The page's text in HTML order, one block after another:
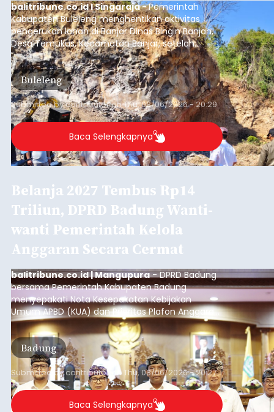
balitribune.co.id I Singaraja -Pemerintah
Kabupaten Buleleng menghentikan aktivitas
pengerukan lahan di Banjar Dinas Bingin Banjah,
Desa Temukus, Kecamatan Banjar, setelah
ditemukan indikasi kegiatan pengambilan
material yang tidak sesuai dengan peruntukan
kawasan.
Buleleng
Submitted bycontributoronThu, 08/06/2026 - 20:29
Baca Selengkapnya
Belanja 2027 Tembus Rp14
Triliun, DPRD Badung Wanti-
wanti Pemerintah Kelola
Anggaran Secara Cermat
balitribune.co.id | Mangupura- DPRD Badung
bersama Pemerintah Kabupaten Badung
menyepakati Nota Kesepakatan Kebijakan
Umum APBD (KUA) dan Prioritas Plafon Anggaran
Sementara (PPAS) Tahun Anggaran 2027 dalam
rapat paripurna yang digelar di Gedung DPRD
Badung, Kamis (6/8/2026).
Badung
Submitted bycontributor onThu, 08/06/2026 - 20:27
Baca Selengkapnya